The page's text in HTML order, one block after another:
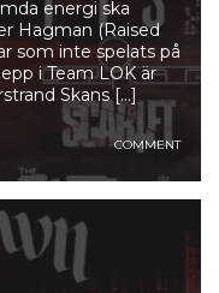
energi ska
Hagman (Raised
som inte spelats på
i Team LOK är
Skans […]
COMMENT